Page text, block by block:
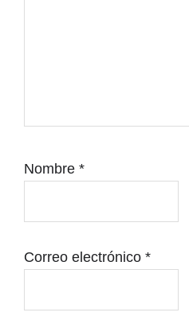
Nombre *
Correo electrónico *